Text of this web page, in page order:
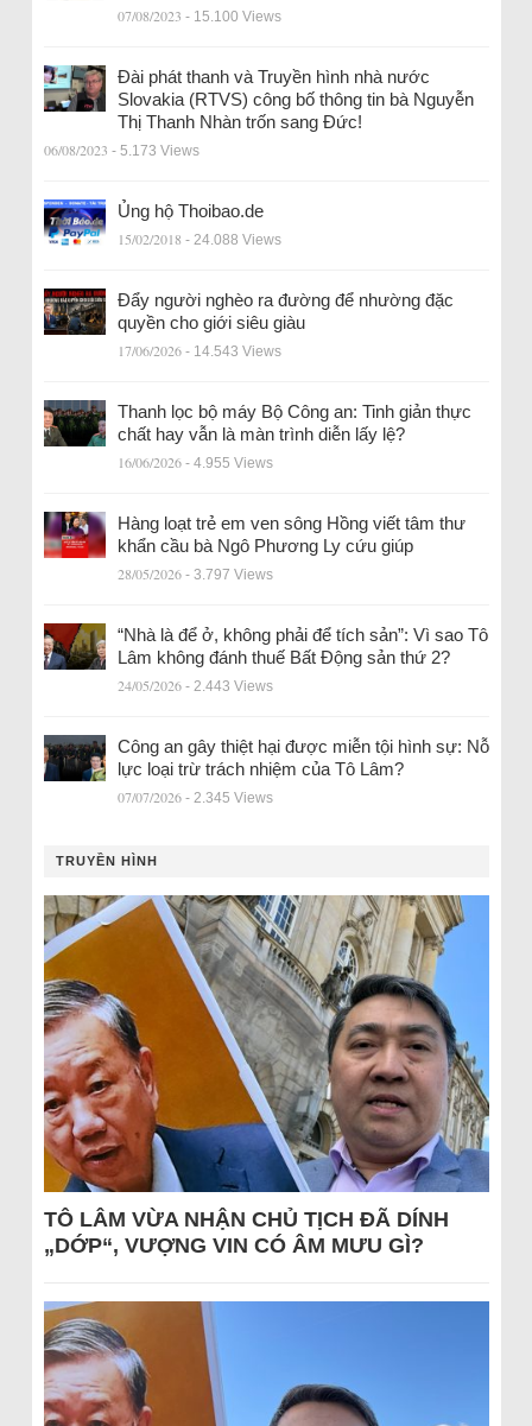
07/08/2023 - 15.100 Views
Đài phát thanh và Truyền hình nhà nước
Slovakia (RTVS) công bố thông tin bà Nguyễn
Thị Thanh Nhàn trốn sang Đức!
06/08/2023 - 5.173 Views
Ủng hộ Thoibao.de
15/02/2018 - 24.088 Views
Đẩy người nghèo ra đường để nhường đặc
quyền cho giới siêu giàu
17/06/2026 - 14.543 Views
Thanh lọc bộ máy Bộ Công an: Tinh giản thực
chất hay vẫn là màn trình diễn lấy lệ?
16/06/2026 - 4.955 Views
Hàng loạt trẻ em ven sông Hồng viết tâm thư
khẩn cầu bà Ngô Phương Ly cứu giúp
28/05/2026 - 3.797 Views
“Nhà là để ở, không phải để tích sản”: Vì sao Tô
Lâm không đánh thuế Bất Động sản thứ 2?
24/05/2026 - 2.443 Views
Công an gây thiệt hại được miễn tội hình sự: Nỗ
lực loại trừ trách nhiệm của Tô Lâm?
07/07/2026 - 2.345 Views
TRUYỀN HÌNH
TÔ LÂM VỪA NHẬN CHỦ TỊCH ĐÃ DÍNH
„DỚP“, VƯỢNG VIN CÓ ÂM MƯU GÌ?